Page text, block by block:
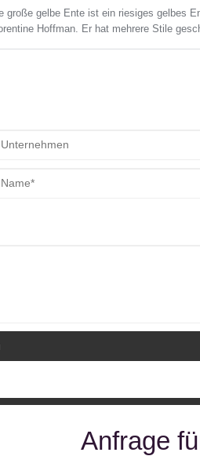
große gelbe Ente ist ein riesiges gelbes
Hoffman. Er hat mehrere Stile
Anfrage